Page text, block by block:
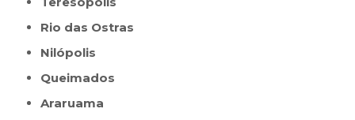
Rio das Ostras
Nilópolis
Queimados
Araruama